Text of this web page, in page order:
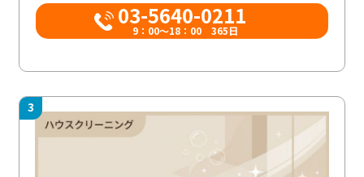
03-5640-0211
9：00～18：00 365日
3